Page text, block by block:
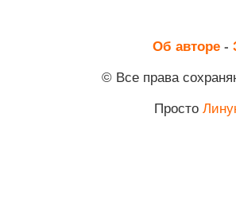
Об авторе-
© Все права
Просто